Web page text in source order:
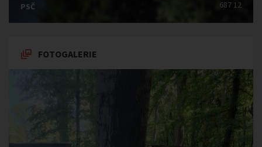
PSČ
687 12
FOTOGALERIE